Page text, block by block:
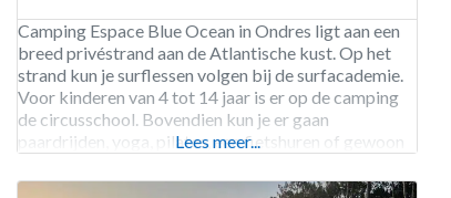
Camping Espace Blue Ocean in Ondres ligt aan een
breed privéstrand aan de Atlantische kust. Op het
strand kun je surflessen volgen bij de surfacademie.
Voor kinderen van 4 tot 14 jaar is er op de camping
de circusschool. Bovendien kun je er gaan
paardrijden, yoga, pilates, een fietshuren of gewoon
Camping
Lees meer...